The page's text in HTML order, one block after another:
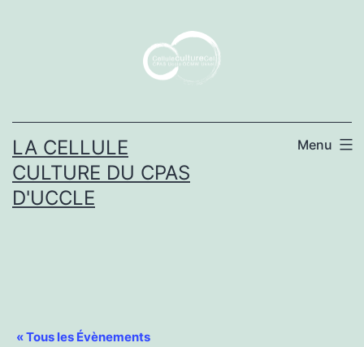
LA CELLULE
CULTURE DU CPAS
D'UCCLE
Menu
« Tous les Évènements